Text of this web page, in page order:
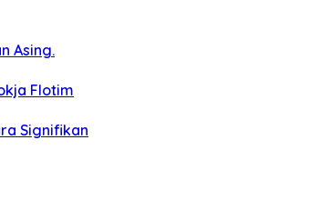
Asing.
Flotim
Signifikan